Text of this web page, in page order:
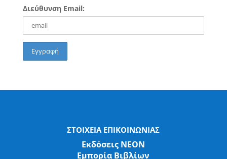
Διεύθυνση Email:
ΣΤΟΙΧΕΙΑ ΕΠΙΚΟΙΝΩΝΙΑΣ
Εκδόσεις ΝΕΟΝ
Εμπορία Βιβλίων